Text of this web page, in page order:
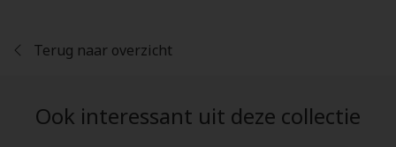
Terug naar overzicht
Ook interessant uit deze collectie